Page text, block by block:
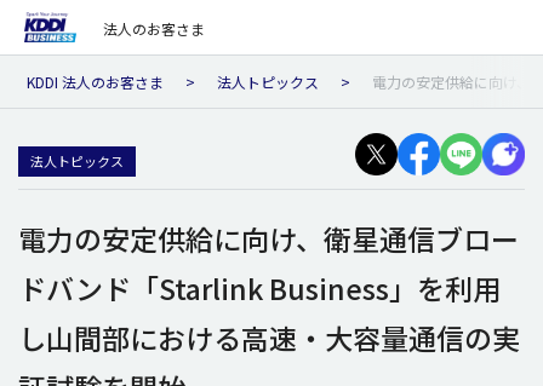
法人のお客さま
KDDI 法人のお客さま 法人トピックス 電力の安定供給に向け、
法人トピックス
電力の安定供給に向け、衛星通信ブロー
ドバンド「Starlink Business」を利用
し山間部における高速・大容量通信の実